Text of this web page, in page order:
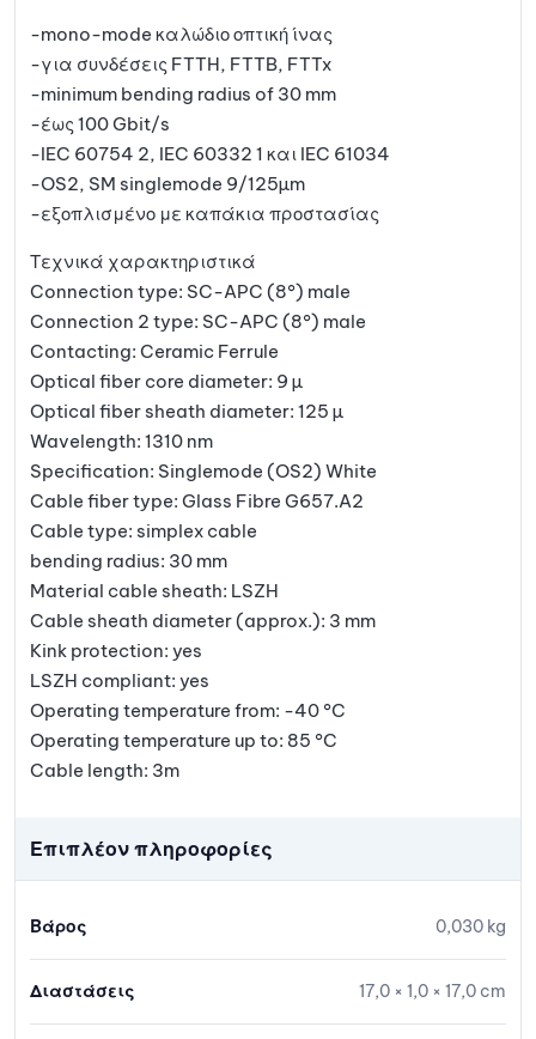
-mono-mode καλώδιο οπτική ίνας
-για συνδέσεις FTTH, FTTB, FTTx
-minimum bending radius of 30 mm
-έως 100 Gbit/s
-IEC 60754 2, IEC 60332 1 και IEC 61034
-OS2, SM singlemode 9/125µm
-εξοπλισμένο με καπάκια προστασίας
Τεχνικά χαρακτηριστικά
Connection type: SC-APC (8°) male
Connection 2 type: SC-APC (8°) male
Contacting: Ceramic Ferrule
Optical fiber core diameter: 9 µ
Optical fiber sheath diameter: 125 µ
Wavelength: 1310 nm
Specification: Singlemode (OS2) White
Cable fiber type: Glass Fibre G657.A2
Cable type: simplex cable
bending radius: 30 mm
Material cable sheath: LSZH
Cable sheath diameter (approx.): 3 mm
Kink protection: yes
LSZH compliant: yes
Operating temperature from: -40 °C
Operating temperature up to: 85 °C
Cable length: 3m
Επιπλέον πληροφορίες
Βάρος 0,030 kg
Διαστάσεις 17,0 × 1,0 × 17,0 cm